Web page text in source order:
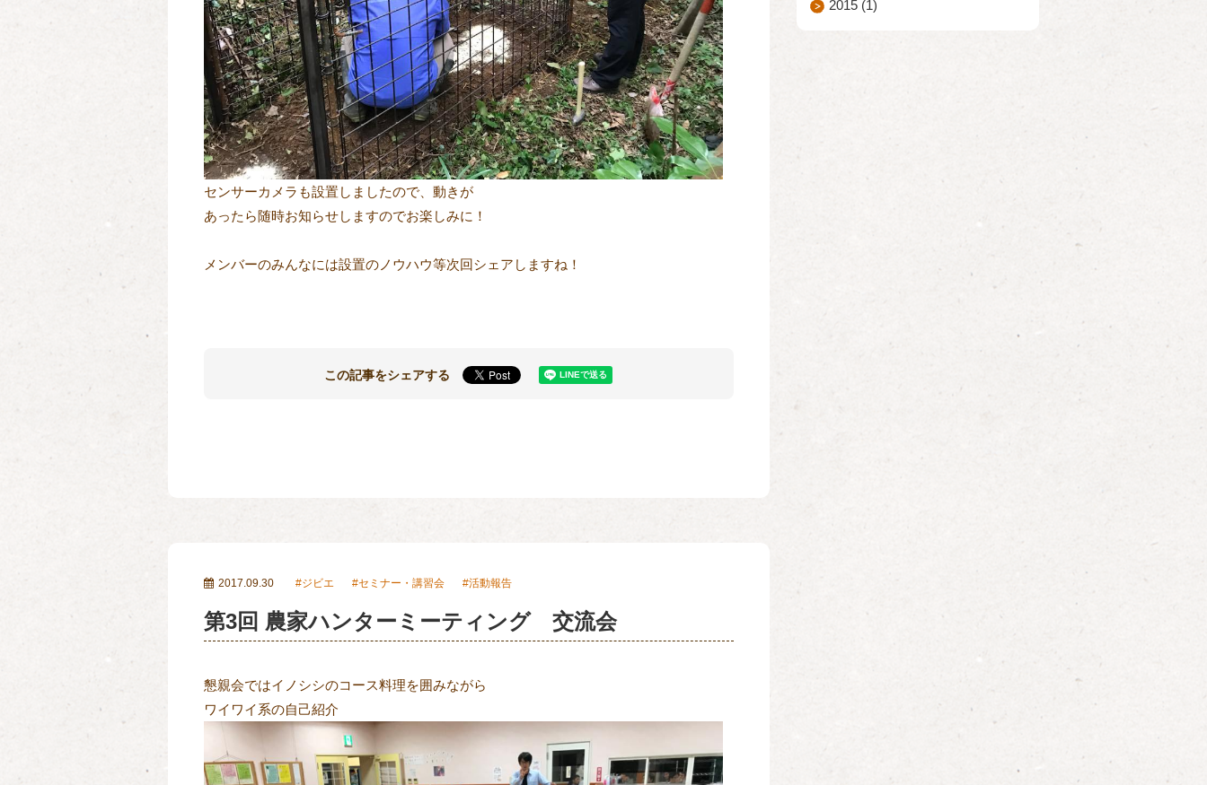
センサーカメラも設置しましたので、動きが
あったら随時お知らせしますのでお楽しみに！
メンバーのみんなには設置のノウハウ等次回シェアしますね！
この記事をシェアする
2017.09.30 ジビエ セミナー・講習会 活動報告
第3回 農家ハンターミーティング 交流会
懇親会ではイノシシのコース料理を囲みながら
ワイワイ系の自己紹介
2015 (1)